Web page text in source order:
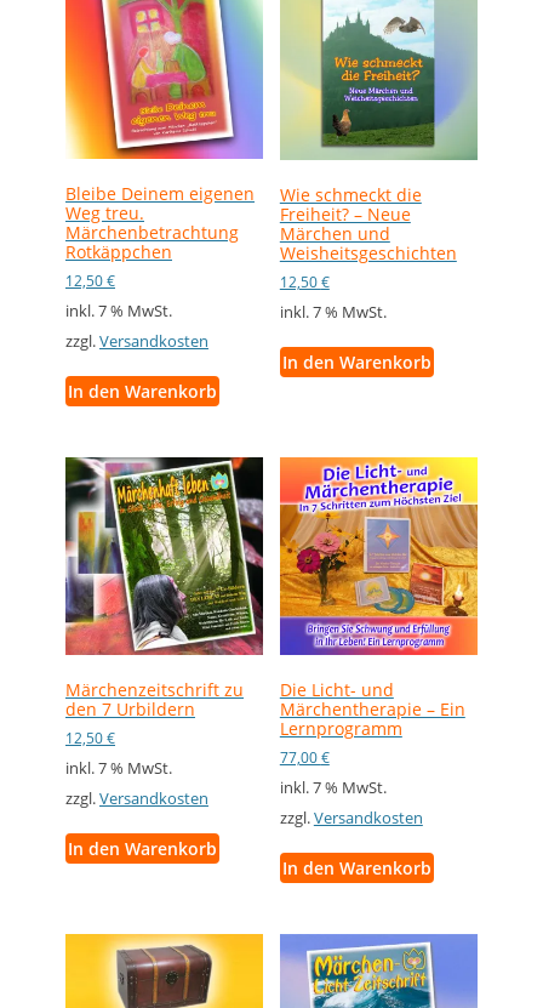
Bleibe Deinem eigenen
Weg treu.
Märchenbetrachtung
Rotkäppchen
12,50€
inkl. 7 % MwSt.
zzgl.Versandkosten
In den Warenkorb
Wie schmeckt die
Freiheit? – Neue
Märchen und
Weisheitsgeschichten
12,50€
inkl. 7 % MwSt.
In den Warenkorb
Märchenzeitschrift zu
den 7 Urbildern
12,50€
inkl. 7 % MwSt.
zzgl.Versandkosten
In den Warenkorb
Die Licht- und
Märchentherapie – Ein
Lernprogramm
77,00€
inkl. 7 % MwSt.
zzgl.Versandkosten
In den Warenkorb